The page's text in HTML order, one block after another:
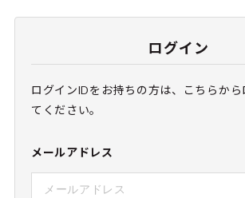
ログイン
ログインIDをお持ちの方は、こちらから
てください。
メールアドレス